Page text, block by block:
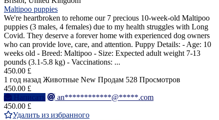
Maltipoo puppies
We're heartbroken to rehome our 7 precious 10-week-old Maltipoo
puppies (3 males, 4 females) due to my health struggles with Long
Covid. They deserve a forever home with experienced dog owners
who can provide love, care, and attention. Puppy Details: - Age: 10
weeks old - Breed: Maltipoo - Size: Expected adult weight 7-13
pounds (3.1-5.8 kg) - Vaccinations: ...
450.00 £
1 год назад Животные New Продам 528 Просмотров
450.00 £
Написать
an************@*****.com
450.00 £
Удалить из избранного